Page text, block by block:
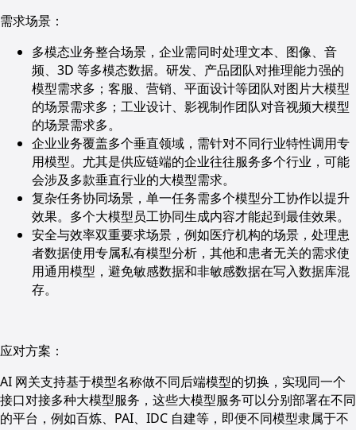
需求场景：
多模态业务整合场景，企业需同时处理文本、图像、音
频、3D 等多模态数据。研发、产品团队对推理能力强的
模型需求多；客服、营销、平面设计等团队对图片大模型
的场景需求多；工业设计、影视制作团队对音视频大模型
的场景需求多。
企业业务覆盖多个垂直领域，需针对不同行业特性调用专
用模型。尤其是供应链端的企业往往服务多个行业，可能
会涉及多款垂直行业的大模型需求。
复杂任务协同场景，单一任务需多个模型分工协作以提升
效果。多个大模型员工协同生成内容才能起到最佳效果。
安全与效率双重要求场景，例如医疗机构的场景，处理患
者数据使用专属私有模型分析，其他和患者无关的需求使
用通用模型，避免敏感数据和非敏感数据在写入数据库混
存。
应对方案：
AI 网关支持基于模型名称做不同后端模型的切换，实现同一个
接口对接多种大模型服务，这些大模型服务可以分别部署在不同
的平台，例如百炼、PAI、IDC 自建等，即便不同模型隶属于不